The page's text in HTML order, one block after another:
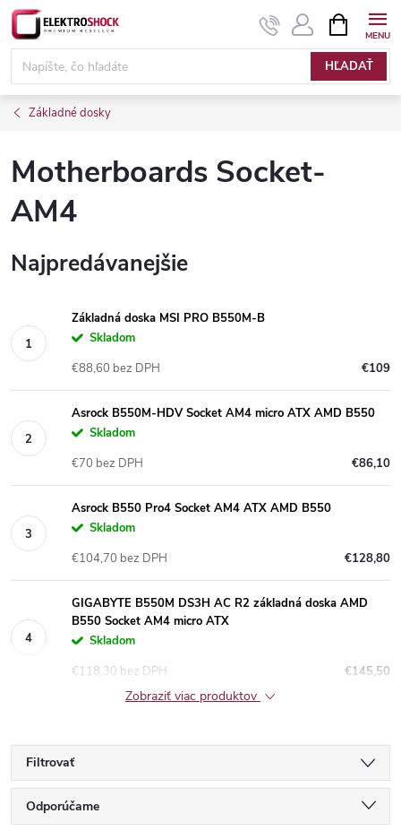
Prejsť
na
obsah
HĽADAŤ
KOŠÍK
Základné dosky
Motherboards Socket-
AM4
Najpredávanejšie
Základná doska MSI PRO B550M-B
Skladom
€109
€88,60 bez DPH
Asrock B550M-HDV Socket AM4 micro ATX AMD B550
Skladom
€86,10
€70 bez DPH
Asrock B550 Pro4 Socket AM4 ATX AMD B550
Skladom
€128,80
€104,70 bez DPH
GIGABYTE B550M DS3H AC R2 základná doska AMD
B550 Socket AM4 micro ATX
Skladom
€145,50
€118,30 bez DPH
Zobraziť viac produktov
Filtrovať
R
Odporúčame